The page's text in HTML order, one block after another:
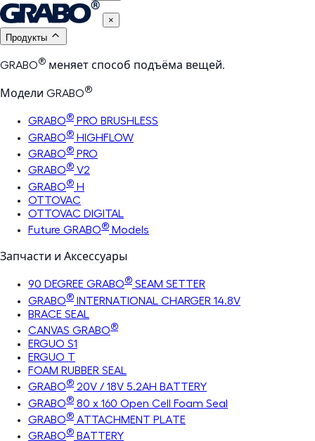
×
Продукты
GRABO® меняет способ подъёма вещей.
Модели GRABO®
GRABO® PRO BRUSHLESS
GRABO® HIGHFLOW
GRABO® PRO
GRABO® V2
GRABO® H
OTTOVAC
OTTOVAC DIGITAL
Future GRABO® Models
Запчасти и Аксессуары
90 DEGREE GRABO® SEAM SETTER
GRABO® INTERNATIONAL CHARGER 14.8V
BRACE SEAL
CANVAS GRABO®
ERGUO S1
ERGUO T
FOAM RUBBER SEAL
GRABO® 20V / 18V 5.2AH BATTERY
GRABO® 80 x 160 Open Cell Foam Seal
GRABO® ATTACHMENT PLATE
GRABO® BATTERY